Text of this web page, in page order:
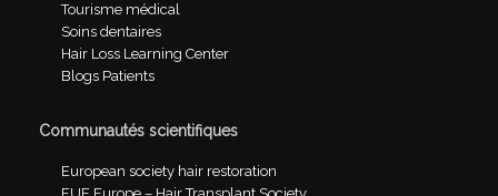
Tourisme médical
Soins dentaires
Hair Loss Learning Center
Blogs Patients
Communautés scientifiques
European society hair restoration